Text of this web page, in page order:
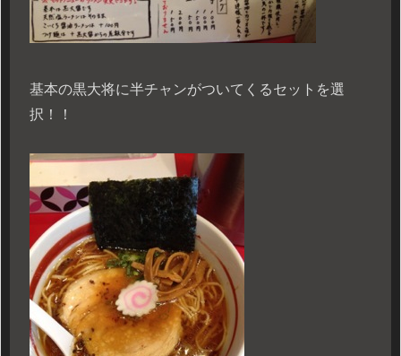
基本の黒大将に半チャンがついてくるセットを選
択！！